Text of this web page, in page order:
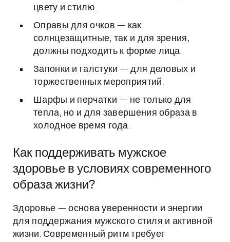
цвету и стилю.
Оправы для очков — как
солнцезащитные, так и для зрения,
должны подходить к форме лица.
Запонки и галстуки — для деловых и
торжественных мероприятий.
Шарфы и перчатки — не только для
тепла, но и для завершения образа в
холодное время года.
Как поддерживать мужское
здоровье в условиях современного
образа жизни?
Здоровье — основа уверенности и энергии
для поддержания мужского стиля и активной
жизни. Современный ритм требует